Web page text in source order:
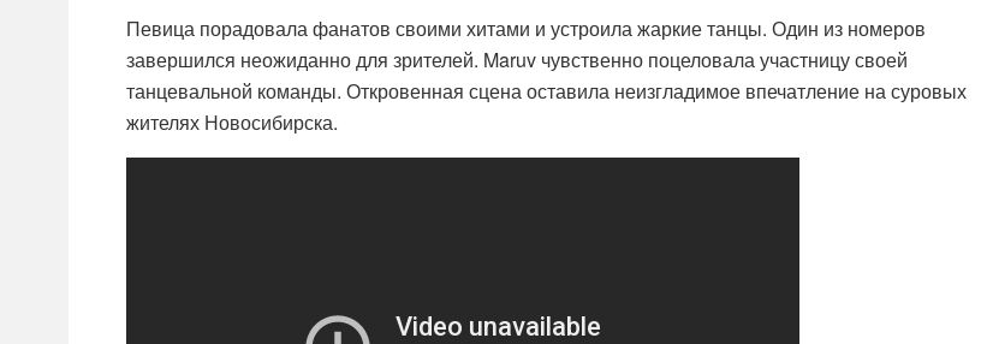
Певица порадовала фанатов своими хитами и устроила жаркие танцы. Один из номеров
завершился неожиданно для зрителей. Maruv чувственно поцеловала участницу своей
танцевальной команды. Откровенная сцена оставила неизгладимое впечатление на суровых
жителях Новосибирска.